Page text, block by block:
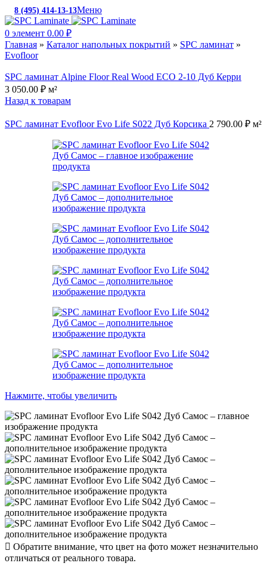
8 (495) 414-13-13Меню
0 элемент 0.00 ₽
Главная » Каталог напольных покрытий » SPC ламинат »
Evofloor
SPC ламинат Alpine Floor Real Wood ECO 2-10 Дуб Керри
3 050.00 ₽ м²
Назад к товарам
SPC ламинат Evofloor Evo Life S022 Дуб Корсика 2 790.00 ₽ м²
Нажмите, чтобы увеличить
Обратите внимание, что цвет на фото может незначительно
отличаться от реального товара.